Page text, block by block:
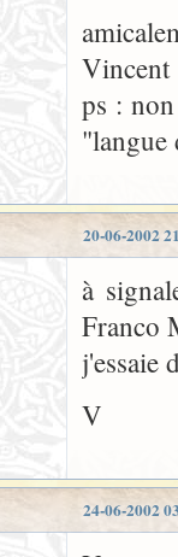
Vincent
ps :
"langue
20-06-2002
à
Franco
j'essaie
V
24-06-2002